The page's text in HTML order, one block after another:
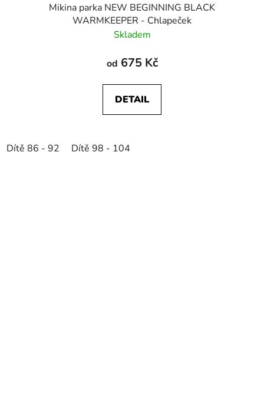
Mikina parka NEW BEGINNING BLACK
WARMKEEPER - Chlapeček
Skladem
od 675 Kč
DETAIL
Dítě 86 - 92 Dítě 98 - 104